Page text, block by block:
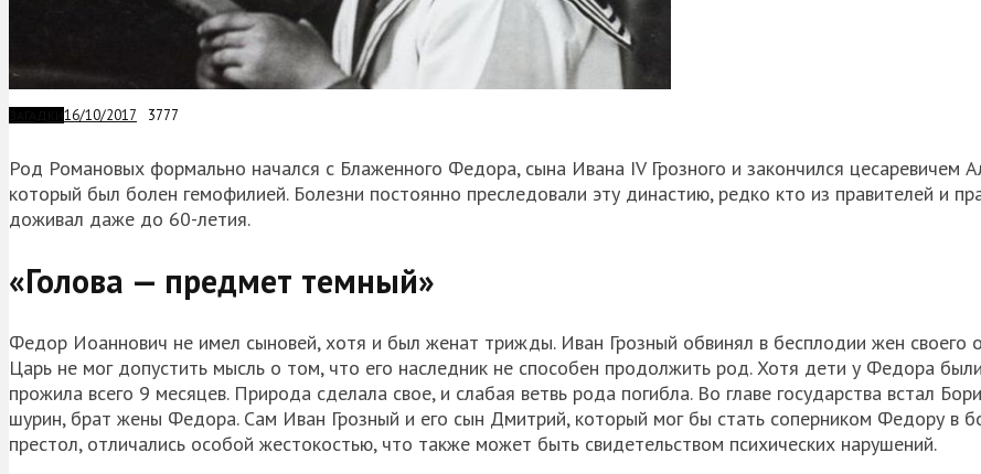
16/10/2017 3777
Род Романовых формально начался с Блаженного Федора, сына Ивана IV Грозного и закончился цесаревичем
который был болен гемофилией. Болезни постоянно преследовали эту династию, редко кто из правителей и
доживал даже до 60-летия.
«Голова — предмет темный»
Федор Иоаннович не имел сыновей, хотя и был женат трижды. Иван Грозный обвинял в бесплодии жен своего
Царь не мог допустить мысль о том, что его наследник не способен продолжить род. Хотя дети у Федора
прожила всего 9 месяцев. Природа сделала свое, и слабая ветвь рода погибла. Во главе государства встал
шурин, брат жены Федора. Сам Иван Грозный и его сын Дмитрий, который мог бы стать соперником Федору в
престол, отличались особой жестокостью, что также может быть свидетельством психических нарушений.